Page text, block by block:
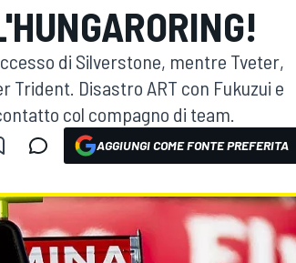
di Silverstone, mentre Tveter,
Trident. Disastro ART con Fukuzui e
col compagno di team.
AGGIUNGI COME FONTE PREFERITA